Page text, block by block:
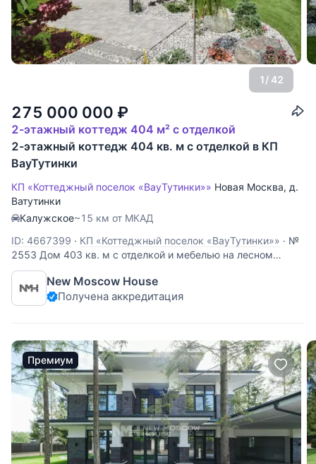
1/ 42
275 000 000 ₽
2-этажный коттедж 404 м² с отделкой
2-этажный коттедж 404 кв. м с отделкой в КП
ВауТутинки
КП «Коттеджный поселок «ВауТутинки»» Новая Москва, д.
Ватутинки
Калужское~15 км от МКАД
ID: 4667399 · КП «Коттеджный поселок «ВауТутинки»» · №
2553 Дом 403 кв. м с отделкой и мебелью на лесном
участке 21,76 сотки в клубном поселке премиум-класса
«ВауТутинки». Поселок расположен в 12 км от МКАД по
Калужскому шоссе, район Троицк, Москва. Ключевые
New Moscow House
Получена аккредитация
Премиум